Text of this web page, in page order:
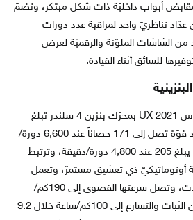
بمقابض أبواب داخليّة ذات شكل مبتكر، وتضمّ
عدّاد تناظريّ واحد لمراقبة عدد دورات
من الشاشات الملوّنة والرقميّة لعرض
للسائق أثناء القيادة.
تمّ تزويد بعض سيّارات لكزس UX 2021 بمحرّك بنزين 4 سلندر تبلغ
سعته 2.0 لتر، ويمكنه توليد قوّة تصل إلى 171 حصاناً عند 6,600 دورة/
دقيقة، ويستطيع إنتاج عزم يبلغ 205 عند 4,800 دورة/دقيقة، وترتبط
أوتوماتيكيّ ذي تعشيق مستمرّ، وتعمل
بنظام الدفع الأماميّ للعجلات، وتصل سرعتها القصوى إلى 190كم/
ساعة، ويمكنها الانطلاق من الثبات والتسارع إلى 100كم/ساعة خلال 9.2